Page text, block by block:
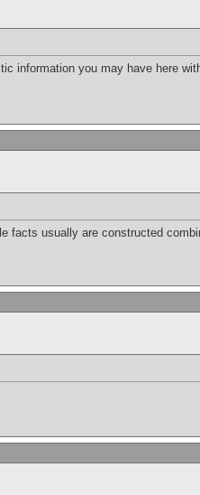
information you may have here
usually are constructed